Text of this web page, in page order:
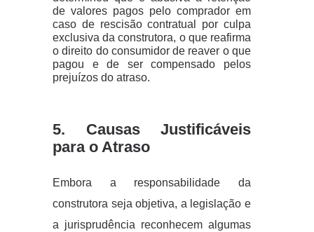
de valores pagos pelo comprador em
caso de rescisão contratual por culpa
exclusiva da construtora, o que reafirma
o direito do consumidor de reaver o que
pagou e de ser compensado pelos
prejuízos do atraso.
5. Causas Justificáveis
para o Atraso
Embora a responsabilidade da
construtora seja objetiva, a legislação e
a jurisprudência reconhecem algumas